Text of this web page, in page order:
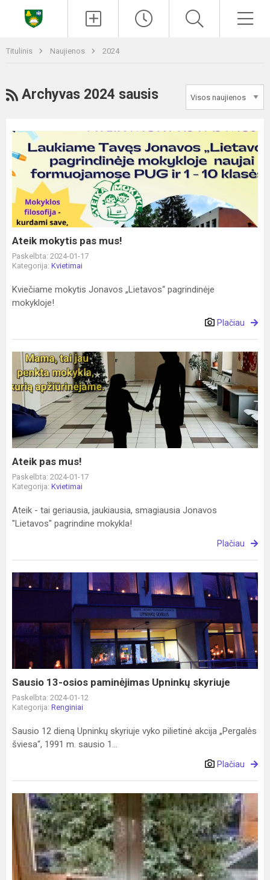
Titulinis Naujienos 2024
RSS
Archyvas 2024 sausis
Ateik
mokytis
mus!
Ateik mokytis pas mus!
Paskelbta: 2024-01-17
Kategorija: Kvietimai
Kviečiame mokytis Jonavos „Lietavos“ pagrindinėje
mokykloje!
Plačiau
Ateik
pas
mus!
Ateik pas mus!
Paskelbta: 2024-01-17
Kategorija: Kvietimai
Ateik - tai geriausia, jaukiausia, smagiausia Jonavos
"Lietavos" pagrindine mokykla!
Plačiau
Sausio
13-
paminėjimas
Upninkų
skyriuje
Sausio 13-osios paminėjimas Upninkų skyriuje
Paskelbta: 2024-01-12
Kategorija: Renginiai
Sausio 12 dieną Upninkų skyriuje vyko pilietinė akcija „Pergalės
šviesa“, 1991 m. sausio 1...
Plačiau
Minime
Sausio
13-